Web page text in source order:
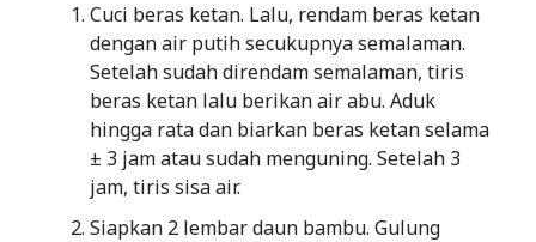
Cuci beras ketan. Lalu, rendam beras ketan
dengan air putih secukupnya semalaman.
Setelah sudah direndam semalaman, tiris
beras ketan lalu berikan air abu. Aduk
hingga rata dan biarkan beras ketan selama
± 3 jam atau sudah menguning. Setelah 3
jam, tiris sisa air.
Siapkan 2 lembar daun bambu. Gulung